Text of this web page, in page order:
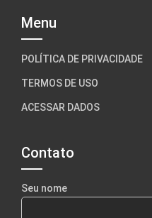
Menu
POLÍTICA DE PRIVACIDADE
TERMOS DE USO
ACESSAR DADOS
Contato
Seu nome